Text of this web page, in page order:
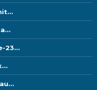
23...